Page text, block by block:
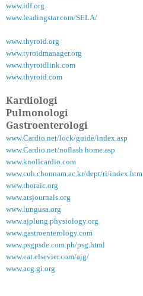
www.idf.org
www.leadingstar.com/SELA/
www.thyroid.org
www.tyroidmanager.org
www.thyroidlink.com
www.thyroid.com
Kardiologi
Pulmonologi
Gastroenterologi
www.Cardio.net/lock/guide/index.asp
www.Cardio.net/noflash home.asp
www.knollcardio.com
www.cuh.chonnam.ac.kr/dept/ri/index.htm
www.thoraic.org
www.atsjournals.org
www.lungusa.org
www.ajplung.physiology.org
www.gastroenterology.com
www.psgpsde.com.ph/psg.html
www.eat.elsevier.com/ajg/
www.acg.gi.org